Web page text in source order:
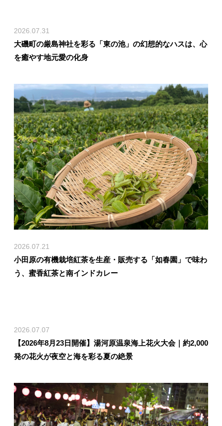
2026.07.31
大磯町の厳島神社を彩る「東の池」の幻想的なハスは、心
を癒やす地元愛の化身
2026.07.21
小田原の有機栽培紅茶を生産・販売する「如春園」で味わ
う、蜜香紅茶と南インドカレー
2026.07.07
【2026年8月23日開催】湯河原温泉海上花火大会｜約2,000
発の花火が夜空と海を彩る夏の絶景